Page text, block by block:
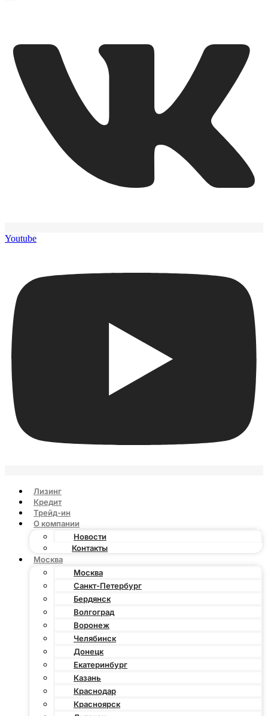
Youtube
Лизинг
Кредит
Трейд-ин
О компании
Новости
Контакты
Москва
Москва
Санкт-Петербург
Бердянск
Волгоград
Воронеж
Челябинск
Донецк
Екатеринбург
Казань
Краснодар
Красноярск